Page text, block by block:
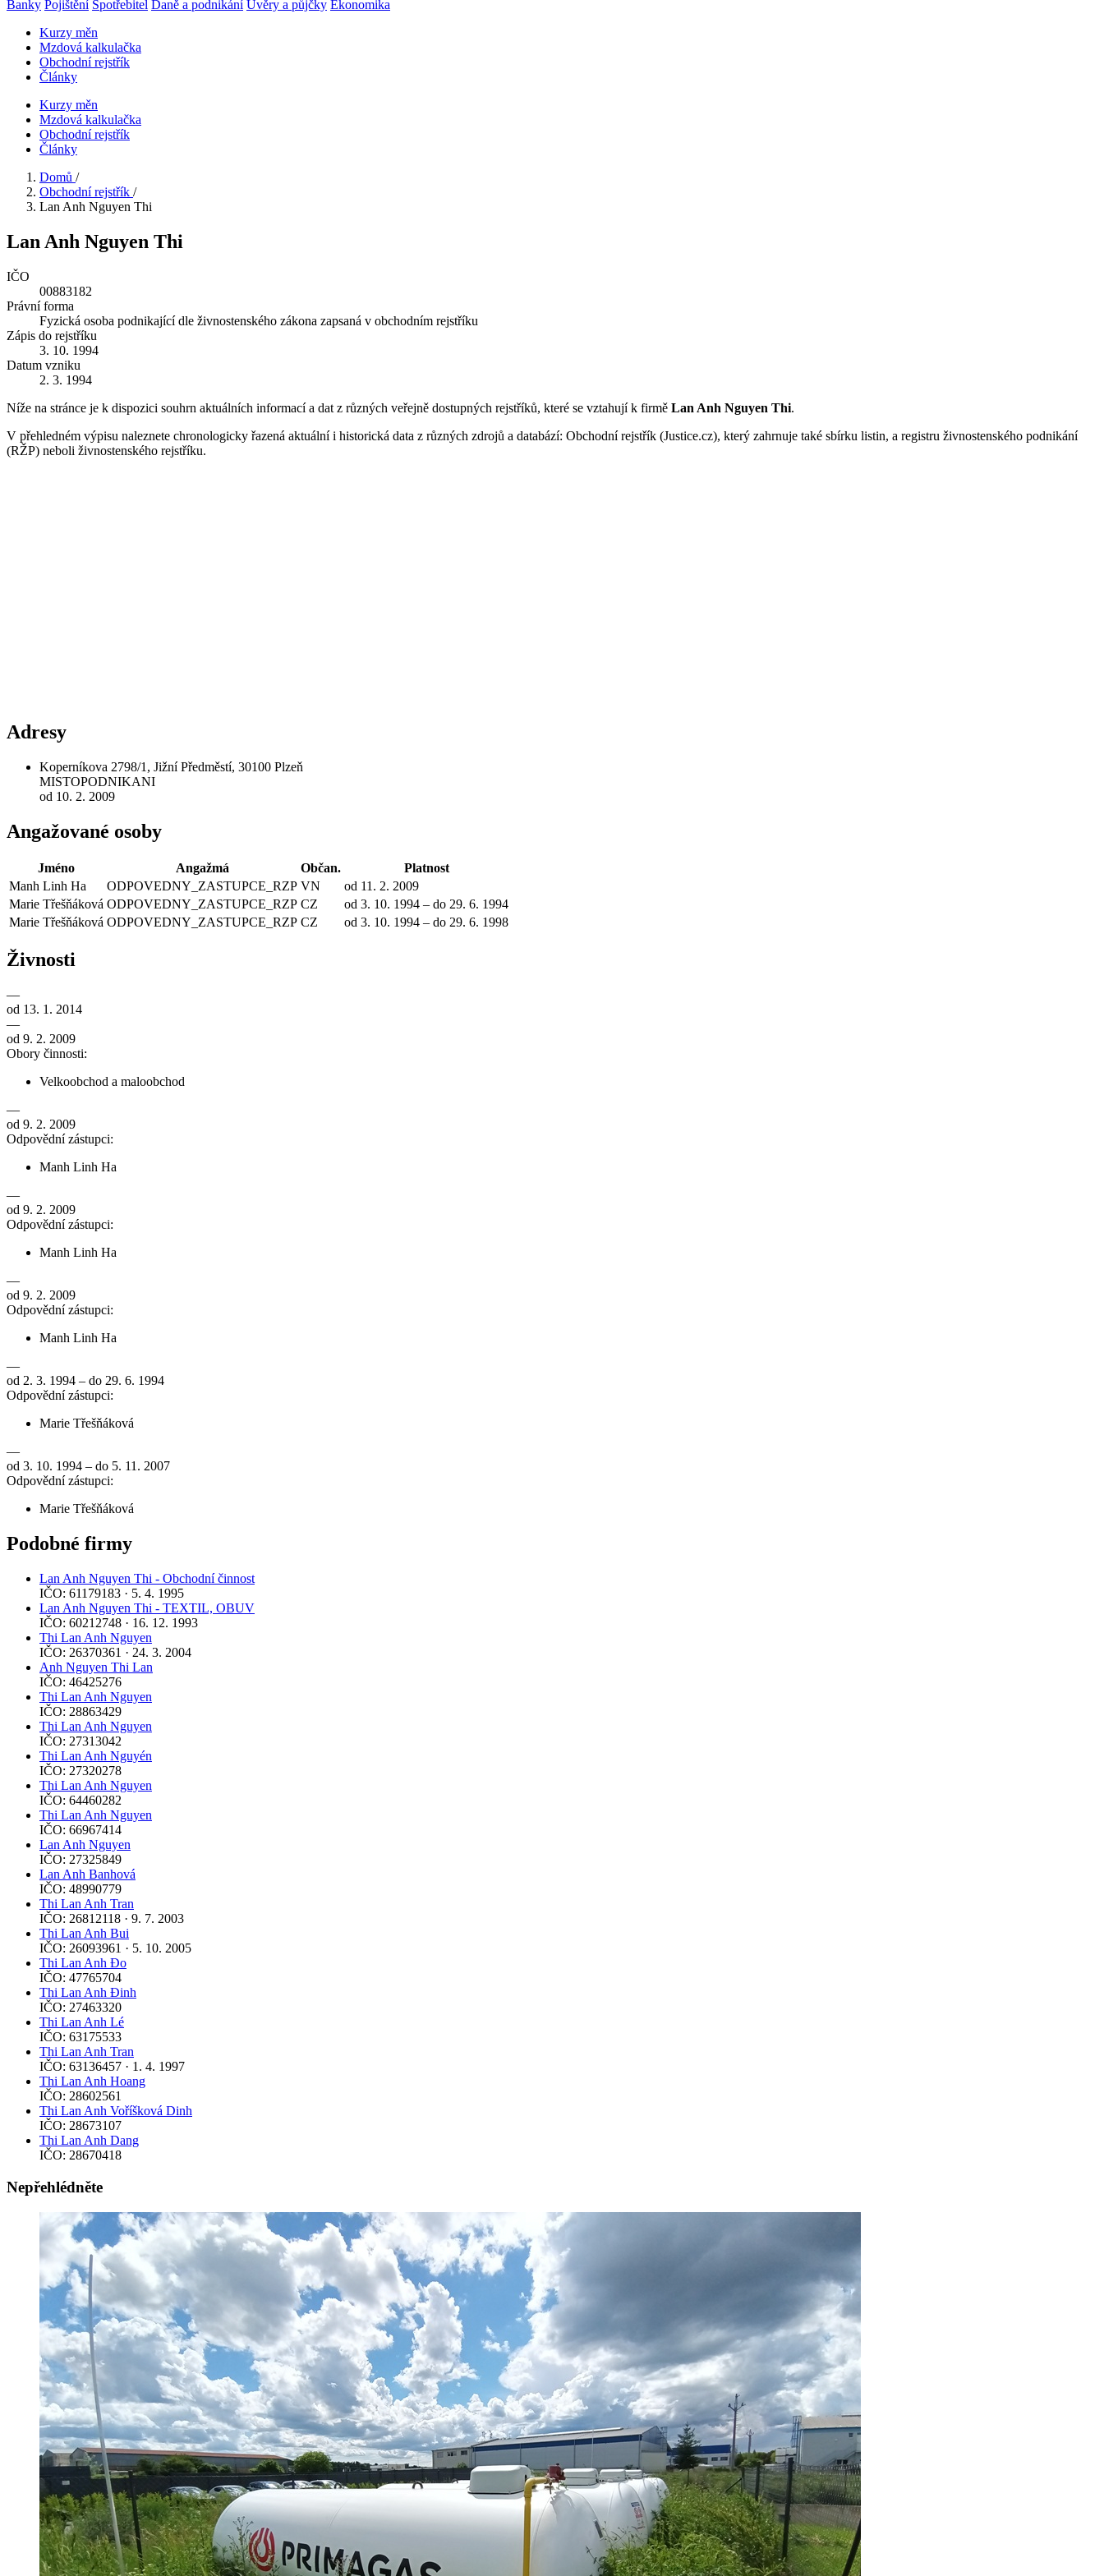
Banky Pojištění Spotřebitel Daně a podnikání Úvěry a půjčky Ekonomika
Kurzy měn
Mzdová kalkulačka
Obchodní rejstřík
Články
Kurzy měn
Mzdová kalkulačka
Obchodní rejstřík
Články
Domů /
Obchodní rejstřík /
Lan Anh Nguyen Thi
Lan Anh Nguyen Thi
IČO
00883182
Právní forma
Fyzická osoba podnikající dle živnostenského zákona zapsaná v obchodním rejstříku
Zápis do rejstříku
3. 10. 1994
Datum vzniku
2. 3. 1994
Níže na stránce je k dispozici souhrn aktuálních informací a dat z různých veřejně dostupných rejstříků, které se vztahují k firmě Lan Anh Nguyen Thi.
V přehledném výpisu naleznete chronologicky řazená aktuální i historická data z různých zdrojů a databází: Obchodní rejstřík (Justice.cz), který zahrnuje také sbírku listin, a registru živnostenského podnikání
(RŽP) neboli živnostenského rejstříku.
Adresy
Koperníkova 2798/1, Jižní Předměstí, 30100 Plzeň
MISTOPODNIKANI
od 10. 2. 2009
Angažované osoby
Jméno Angažmá Občan.
Platnost
Manh Linh Ha
ODPOVEDNY_ZASTUPCE_RZP VN
od 11. 2. 2009
Marie Třešňáková ODPOVEDNY_ZASTUPCE_RZP CZ
od 3. 10. 1994 – do 29. 6. 1994
Marie Třešňáková ODPOVEDNY_ZASTUPCE_RZP CZ od 3. 10. 1994 – do 29. 6. 1998
Živnosti
—
od 13. 1. 2014
—
od 9. 2. 2009
Obory činnosti:
Velkoobchod a maloobchod
—
od 9. 2. 2009
Odpovědní zástupci:
Manh Linh Ha
—
od 9. 2. 2009
Odpovědní zástupci:
Manh Linh Ha
—
od 9. 2. 2009
Odpovědní zástupci:
Manh Linh Ha
—
od 2. 3. 1994 – do 29. 6. 1994
Odpovědní zástupci:
Marie Třešňáková
—
od 3. 10. 1994 – do 5. 11. 2007
Odpovědní zástupci:
Marie Třešňáková
Podobné firmy
Lan Anh Nguyen Thi - Obchodní činnost
IČO: 61179183 · 5. 4. 1995
Lan Anh Nguyen Thi - TEXTIL, OBUV
IČO: 60212748 · 16. 12. 1993
Thi Lan Anh Nguyen
IČO: 26370361 · 24. 3. 2004
Anh Nguyen Thi Lan
IČO: 46425276
Thi Lan Anh Nguyen
IČO: 28863429
Thi Lan Anh Nguyen
IČO: 27313042
Thi Lan Anh Nguyén
IČO: 27320278
Thi Lan Anh Nguyen
IČO: 64460282
Thi Lan Anh Nguyen
IČO: 66967414
Lan Anh Nguyen
IČO: 27325849
Lan Anh Banhová
IČO: 48990779
Thi Lan Anh Tran
IČO: 26812118 · 9. 7. 2003
Thi Lan Anh Bui
IČO: 26093961 · 5. 10. 2005
Thi Lan Anh Đo
IČO: 47765704
Thi Lan Anh Đinh
IČO: 27463320
Thi Lan Anh Lé
IČO: 63175533
Thi Lan Anh Tran
IČO: 63136457 · 1. 4. 1997
Thi Lan Anh Hoang
IČO: 28602561
Thi Lan Anh Voříšková Dinh
IČO: 28673107
Thi Lan Anh Dang
IČO: 28670418
Nepřehlédněte